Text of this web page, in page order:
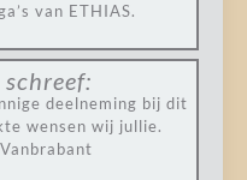
van ETHIAS.
schreef:
deelneming bij dit
wensen wij jullie.